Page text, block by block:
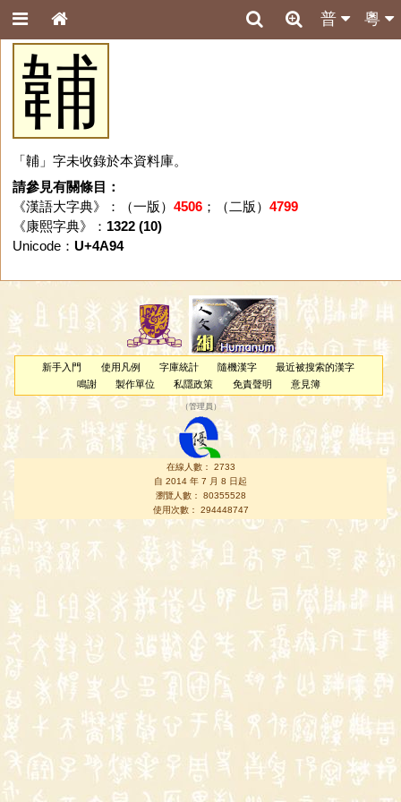
粵
普
䪔
「䪔」字未收錄於本資料庫。
請參見有關條目：
《漢語大字典》：（一版） 4506；（二版） 4799
《康熙字典》： 1322 (10)
Unicode： U+4A94
新手入門 使用凡例 字庫統計 隨機漢字
最近被搜索的漢字
鳴謝
製作單位 私隱政策 免責聲明 意見簿
（管理員 ）
在線人數： 2733
自 2014 年 7 月 8 日起
瀏覽人數： 80355528
使用次數： 294448747